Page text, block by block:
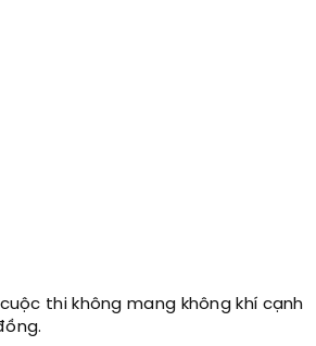
thi không mang không khí cạnh